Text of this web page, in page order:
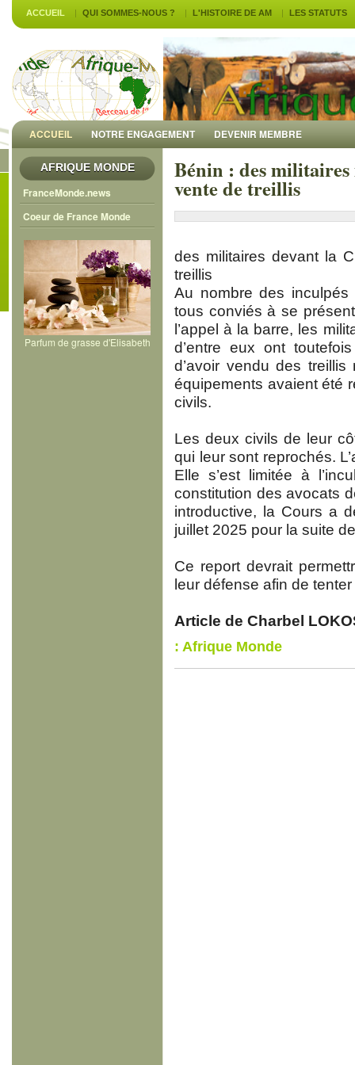
ACCUEIL QUI SOMMES-NOUS ? L'HISTOIRE DE AM LES STATUTS
ACCUEIL NOTRE ENGAGEMENT DEVENIR MEMBRE
AFRIQUE MONDE
FranceMonde.news
Coeur de France Monde
Parfum de grasse d'Elisabeth
Bénin : des
vente de treillis
des militaires devant la
treillis
Au nombre des
tous conviés à se
l’appel à la barre, les
d’entre eux ont
d’avoir vendu des
équipements avaient été
civils.
Les deux civils de leur
qui leur sont reprochés.
Elle s’est limitée à
constitution des avocats
introductive, la Cours a
juillet 2025 pour la suite
Ce report devrait
leur défense afin de
Article de Charbel
: Afrique Monde